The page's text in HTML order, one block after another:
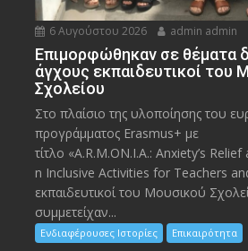
6 Αυγούστου 2026 admin admin
Eπιμορφώθηκαν σε θέματα
άγχους εκπαιδευτικοί του
Σχολείου
Στο πλαίσιο της υλοποίησης του
προγράμματος Erasmus+ με
τίτλο «A.R.M.ON.I.A.: Anxiety’s
n Inclusive Activities for Teachers
εκπαιδευτικοί του Μουσικού
συμμετείχαν...
Ενδιαφέρουσες Ιστορίες Επικαιρότητα